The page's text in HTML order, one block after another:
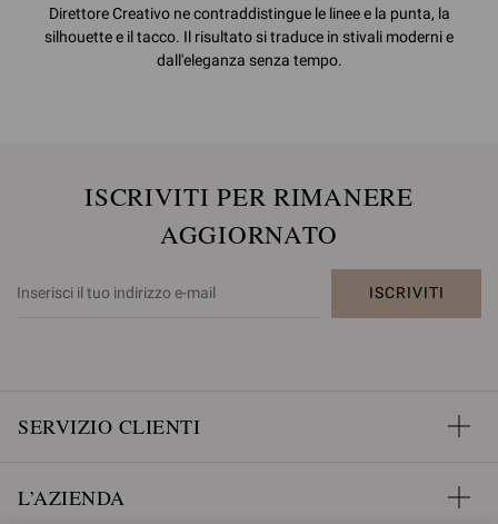
Direttore Creativo ne contraddistingue le linee e la punta, la
silhouette e il tacco. Il risultato si traduce in stivali moderni e
dall'eleganza senza tempo.
ISCRIVITI PER RIMANERE
AGGIORNATO
ISCRIVITI
SERVIZIO CLIENTI
L’AZIENDA